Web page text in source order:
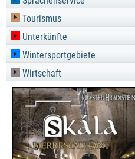
Tourismus
Unterkünfte
Wintersportgebiete
Wirtschaft